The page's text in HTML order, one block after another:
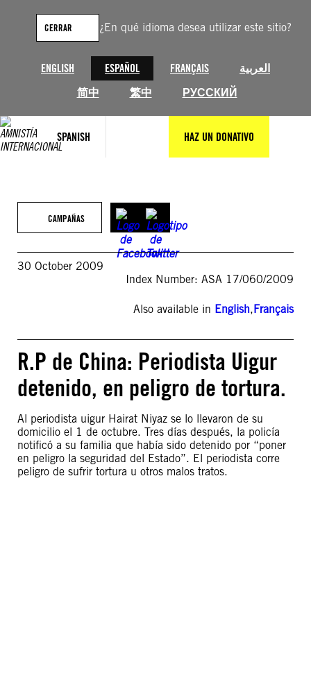
¿En qué idioma desea utilizar este sitio?
ENGLISH ESPAÑOL FRANÇAIS
العربية
简中
繁中 РУССКИЙ
CERRAR
SPANISH HAZ UN DONATIVO
contenido
CAMPAÑAS
30 October 2009
Index Number: ASA 17/060/2009
Also available in English,Français
R.P de China: Periodista Uigur
detenido, en peligro de tortura.
Al periodista uigur Hairat Niyaz se lo llevaron de su
domicilio el 1 de octubre. Tres días después, la policía
notificó a su familia que había sido detenido por “poner
en peligro la seguridad del Estado”. El periodista corre
peligro de sufrir tortura u otros malos tratos.